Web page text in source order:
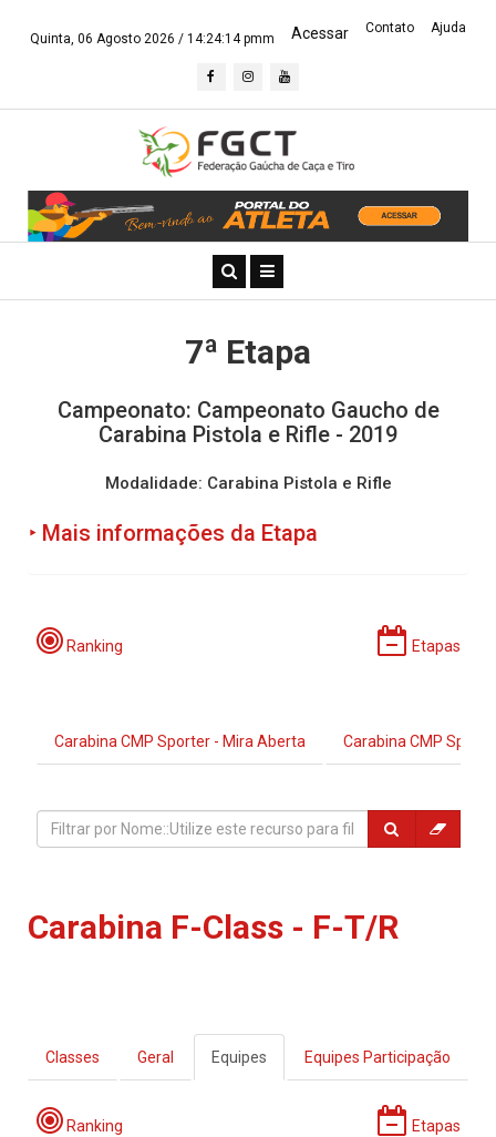
Quinta, 06 Agosto 2026 / 14:24:14 pmm Acessar Contato Ajuda
7ª Etapa
Campeonato: Campeonato Gaucho de
Carabina Pistola e Rifle - 2019
Modalidade: Carabina Pistola e Rifle
‣ Mais informações da Etapa
Período de Incrições:
Ranking Etapas
Carabina CMP Sporter - Mira Aberta Carabina CMP
Carabina F-Class - F-T/R
Classes Geral Equipes Equipes Participação
Ranking Etapas